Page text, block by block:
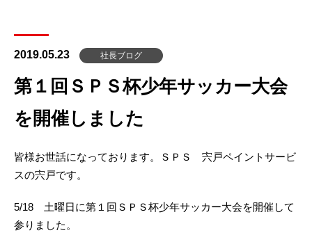
2019.05.23 社長ブログ
第１回ＳＰＳ杯少年サッカー大会
を開催しました
皆様お世話になっております。ＳＰＳ 宍戸ペイントサービ
スの宍戸です。
5/18 土曜日に第１回ＳＰＳ杯少年サッカー大会を開催して
参りました。